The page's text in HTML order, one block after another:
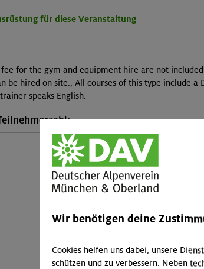
für diese Veranstaltung
for the gym and equipment hire are not
be hired on site., All courses of this type include a
speaks English.
Wir benötigen deine
Cookies helfen uns dabei, unsere
schützen und zu verbessern. Neben